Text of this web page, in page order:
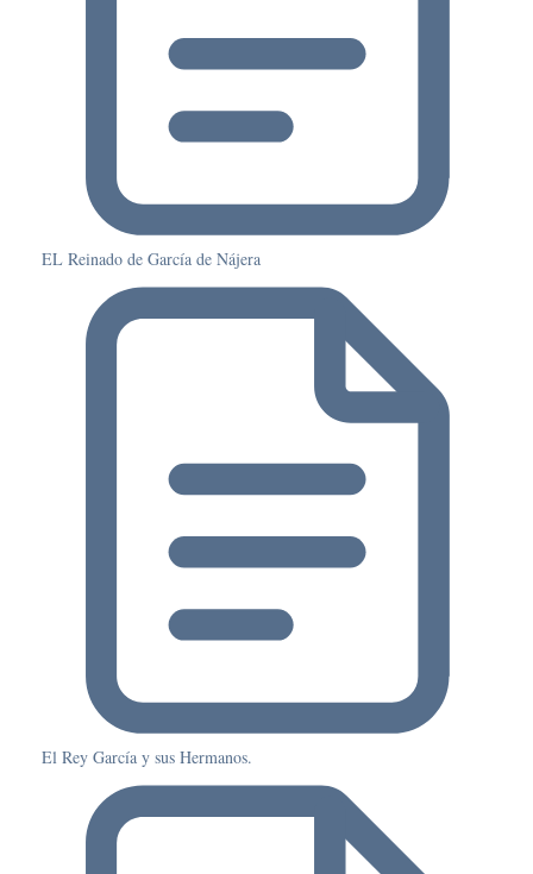
EL Reinado de García de Nájera
El Rey García y sus Hermanos.